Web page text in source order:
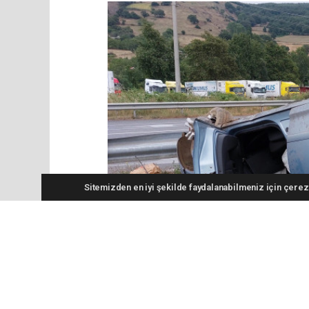
Sitemizden en iyi şekilde faydalanabilmeniz için